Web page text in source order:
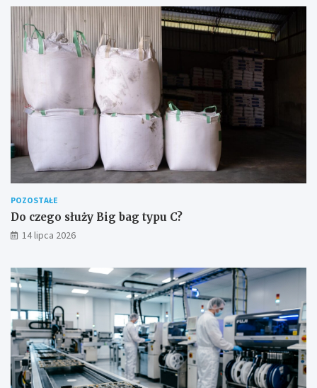
POZOSTAŁE
Do czego służy Big bag typu C?
14 lipca 2026